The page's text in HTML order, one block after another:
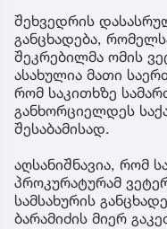
შეხვედრის
განცხადება,
შეკრებილმა ომის
ასახულია მათი
რომ საკითხზე
განხორციელდეს
შესაბამისად.
აღსანიშნავია, რომ
პროკურატურამ
სამსახურის
ბარამიძის მიერ